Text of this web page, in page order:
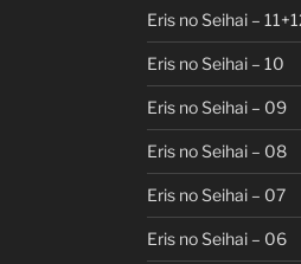
Eris no Seihai –
Eris no Seihai – 10
Eris no Seihai – 09
Eris no Seihai – 08
Eris no Seihai – 07
Eris no Seihai – 06